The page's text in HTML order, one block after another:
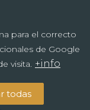
para el correcto
de Google
visita. +info
todas